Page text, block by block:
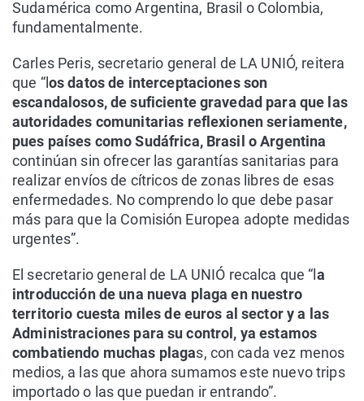
Sudamérica como Argentina, Brasil o Colombia,
fundamentalmente.
Carles Peris, secretario general de LA UNIÓ, reitera
que “los datos de interceptaciones son
escandalosos, de suficiente gravedad para que las
autoridades comunitarias reflexionen seriamente,
pues países como Sudáfrica, Brasil o Argentina
continúan sin ofrecer las garantías sanitarias para
realizar envíos de cítricos de zonas libres de esas
enfermedades. No comprendo lo que debe pasar
más para que la Comisión Europea adopte medidas
urgentes”.
El secretario general de LA UNIÓ recalca que “l a
introducción de una nueva plaga en nuestro
territorio cuesta miles de euros al sector y a las
Administraciones para su control, ya estamos
combatiendo muchas plagas, con cada vez menos
medios, a las que ahora sumamos este nuevo trips
importado o las que puedan ir entrando”.